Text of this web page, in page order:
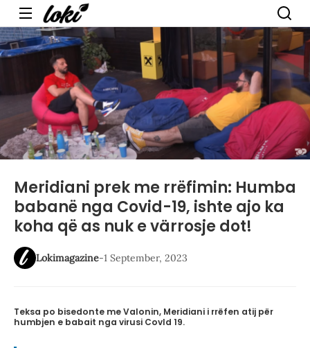
Menu
Meridiani prek me rrëfimin: Humba
babanë nga Covid-19, ishte ajo ka
koha që as nuk e värrosje dot!
Lokimagazine-1 September, 2023
Teksa po bisedonte me Valonin, Meridiani i rrëfen atij për
humbjen e babait nga virusi Covld 19.